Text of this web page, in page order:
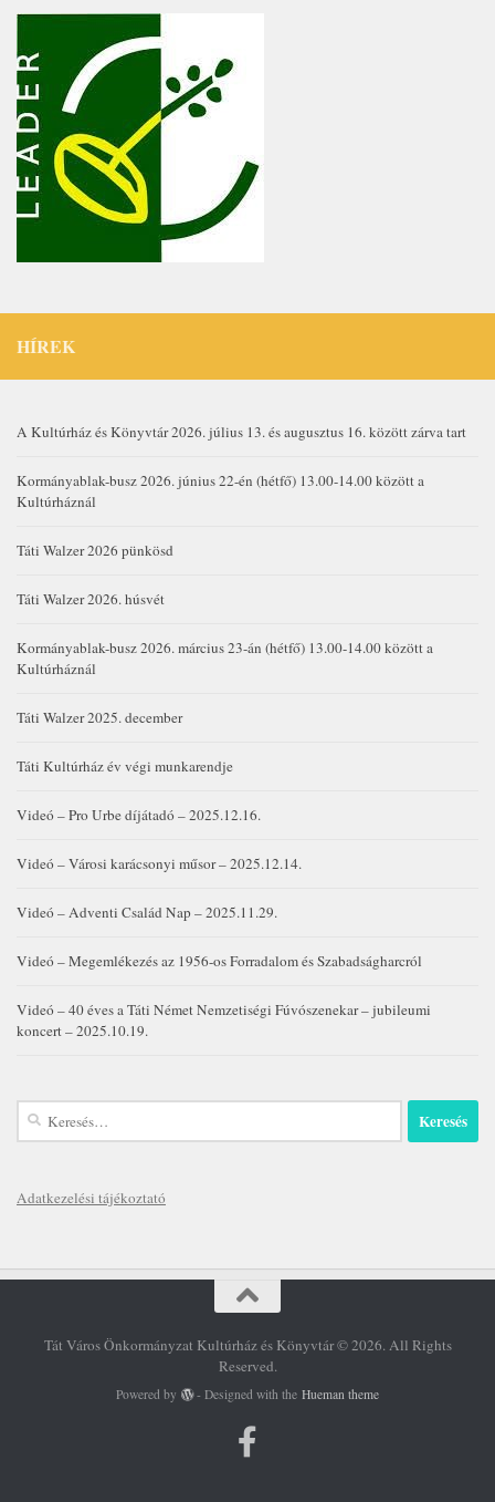
HÍREK
A Kultúrház és Könyvtár 2026. július 13. és augusztus 16. között zárva tart
Kormányablak-busz 2026. június 22-én (hétfő) 13.00-14.00 között a
Kultúrháznál
Táti Walzer 2026 pünkösd
Táti Walzer 2026. húsvét
Kormányablak-busz 2026. március 23-án (hétfő) 13.00-14.00 között a
Kultúrháznál
Táti Walzer 2025. december
Táti Kultúrház év végi munkarendje
Videó – Pro Urbe díjátadó – 2025.12.16.
Videó – Városi karácsonyi műsor – 2025.12.14.
Videó – Adventi Család Nap – 2025.11.29.
Videó – Megemlékezés az 1956-os Forradalom és Szabadságharcról
Videó – 40 éves a Táti Német Nemzetiségi Fúvószenekar – jubileumi
koncert – 2025.10.19.
Keresés:
Adatkezelési tájékoztató
Tát Város Önkormányzat Kultúrház és Könyvtár © 2026. All Rights
Reserved.
Powered by - Designed with theHueman theme